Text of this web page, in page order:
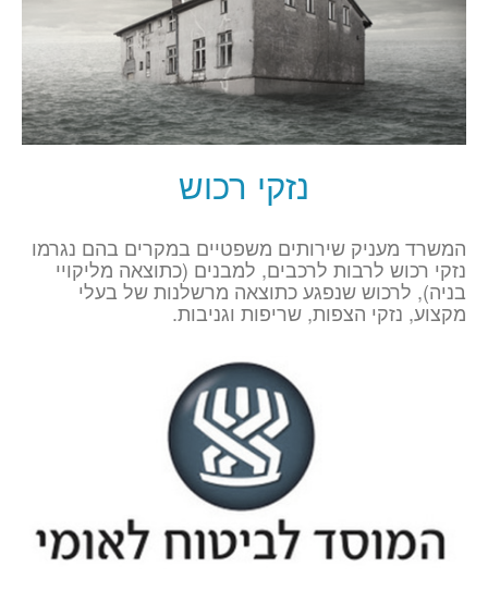
נזקי רכוש
המשרד מעניק שירותים משפטיים במקרים בהם נגרמו
נזקי רכוש לרבות לרכבים, למבנים (כתוצאה מליקויי
בניה), לרכוש שנפגע כתוצאה מרשלנות של בעלי
מקצוע, נזקי הצפות, שריפות וגניבות.